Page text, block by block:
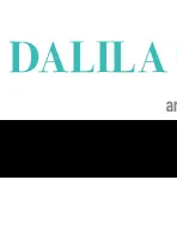
to
content